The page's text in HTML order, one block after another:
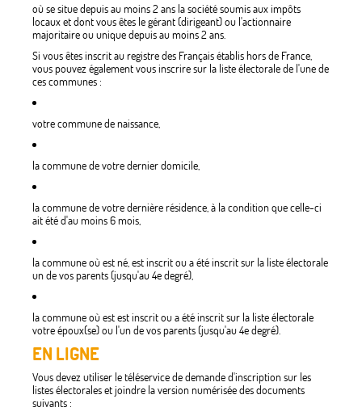
où se situe depuis au moins 2 ans la société soumis aux impôts
locaux et dont vous êtes le gérant (dirigeant) ou l'actionnaire
majoritaire ou unique depuis au moins 2 ans.
Si vous êtes inscrit au registre des Français établis hors de France,
vous pouvez également vous inscrire sur la liste électorale de l'une de
ces communes :
votre commune de naissance,
la commune de votre dernier domicile,
la commune de votre dernière résidence, à la condition que celle-ci
ait été d'au moins 6 mois,
la commune où est né, est inscrit ou a été inscrit sur la liste électorale
un de vos parents (jusqu'au 4e degré),
la commune où est est inscrit ou a été inscrit sur la liste électorale
votre époux(se) ou l'un de vos parents (jusqu'au 4e degré).
EN LIGNE
Vous devez utiliser le téléservice de demande d'inscription sur les
listes électorales et joindre la version numérisée des documents
suivants :